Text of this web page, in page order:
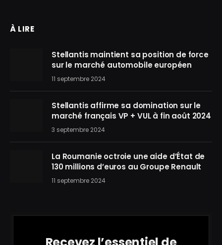
À LIRE
Stellantis maintient sa position de force
sur le marché automobile européen
11 septembre 2024
Stellantis affirme sa domination sur le
marché français VP + VUL à fin août 2024
3 septembre 2024
La Roumanie octroie une aide d’État de
130 millions d’euros au Groupe Renault
11 septembre 2024